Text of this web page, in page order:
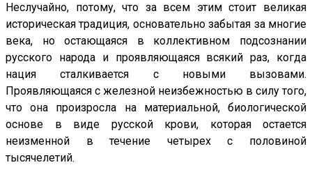
Неслучайно, потому, что за всем этим стоит великая
историческая традиция, основательно забытая за многие
века, но остающаяся в коллективном подсознании
русского народа и проявляющаяся всякий раз, когда
нация сталкивается с новыми вызовами.
Проявляющаяся с железной неизбежностью в силу того,
что она произросла на материальной, биологической
основе в виде русской крови, которая остается
неизменной в течение четырех с половиной
тысячелетий.